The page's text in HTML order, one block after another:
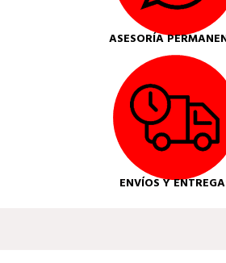
ASESORÍA
ENVÍOS Y